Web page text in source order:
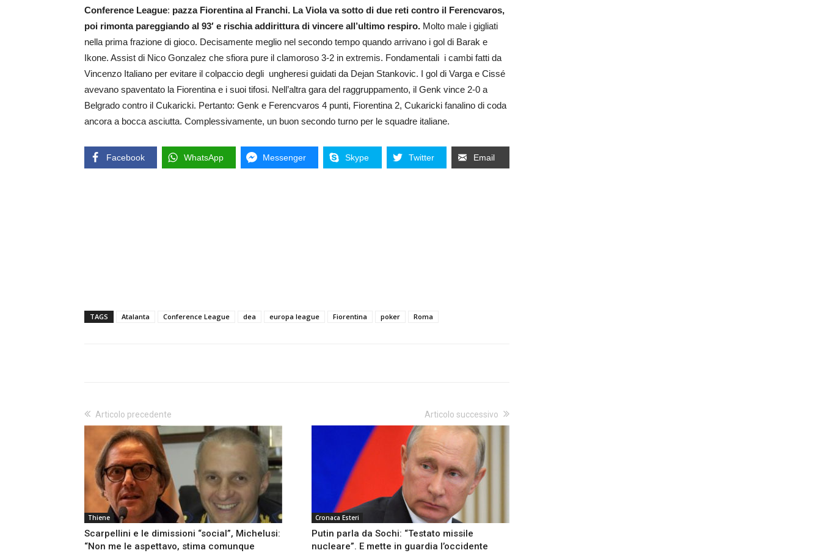
Conference League: pazza Fiorentina al Franchi. La Viola va sotto di due reti contro il Ferencvaros,
poi rimonta pareggiando al 93′ e rischia addirittura di vincere all’ultimo respiro. Molto male i gigliati
nella prima frazione di gioco. Decisamente meglio nel secondo tempo quando arrivano i gol di Barak e
Ikone. Assist di Nico Gonzalez che sfiora pure il clamoroso 3-2 in extremis. Fondamentali i cambi fatti da
Vincenzo Italiano per evitare il colpaccio degli ungheresi guidati da Dejan Stankovic. I gol di Varga e Cissé
avevano spaventato la Fiorentina e i suoi tifosi. Nell’altra gara del raggruppamento, il Genk vince 2-0 a
Belgrado contro il Cukaricki. Pertanto: Genk e Ferencvaros 4 punti, Fiorentina 2, Cukaricki fanalino di coda
ancora a bocca asciutta. Complessivamente, un buon secondo turno per le squadre italiane.
Facebook WhatsApp Messenger Skype Twitter Email
TAGS Atalanta Conference League dea europa league Fiorentina poker Roma
Articolo precedente
Thiene
Scarpellini e le dimissioni “social”, Michelusi:
“Non me le aspettavo, stima comunque
Articolo successivo
Cronaca Esteri
Putin parla da Sochi: “Testato missile
nucleare”. E mette in guardia l’occidente